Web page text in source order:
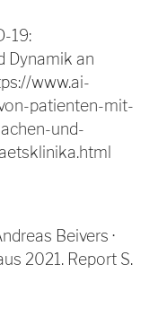
19:
Dynamik an
www.ai-
patienten-mit-
und-
Beivers ·
2021. Report S.